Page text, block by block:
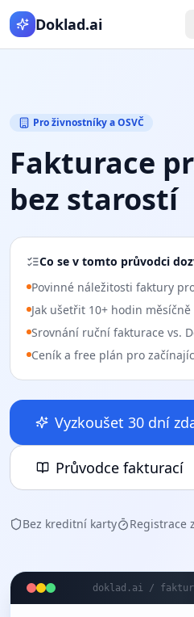
Doklad.ai
Pro živnostníky a OSVČ
Fakturace
bez starostí
Co se v tomto průvodci
Povinné náležitosti faktury
Jak ušetřit 10+ hodin
Srovnání ruční fakturace vs.
Ceník a free plán pro
Vyzkoušet 30 dní
Průvodce fakturací
Bez kreditní karty Registrace
doklad.ai /